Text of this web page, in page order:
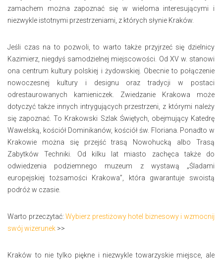
zamachem można zapoznać się w wieloma interesującymi i
niezwykle istotnymi przestrzeniami, z których słynie Kraków.
Jeśli czas na to pozwoli, to warto także przyjrzeć się dzielnicy
Kazimierz, niegdyś samodzielnej miejscowości. Od XV w. stanowi
ona centrum kultury polskiej i żydowskiej. Obecnie to połączenie
nowoczesnej kultury i designu oraz tradycji w postaci
odrestaurowanych kamieniczek. Zwiedzanie Krakowa może
dotyczyć także innych intrygujących przestrzeni, z którymi należy
się zapoznać. To Krakowski Szlak Świętych, obejmujący Katedrę
Wawelską, kościół Dominikanów, kościół św. Floriana. Ponadto w
Krakowie można się przejść trasą Nowohucką albo Trasą
Zabytków Techniki. Od kilku lat miasto zachęca także do
odwiedzenia podziemnego muzeum z wystawą „Śladami
europejskiej tożsamości Krakowa”, która gwarantuje swoistą
podróż w czasie.
Warto przeczytać:Wybierz prestiżowy hotel biznesowy i wzmocnij
swój wizerunek >>
Kraków to nie tylko piękne i niezwykle towarzyskie miejsce, ale